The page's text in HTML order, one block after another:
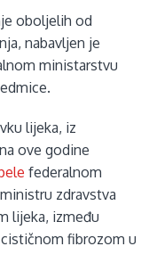
oboljelih od
nabavljen je
ministarstvu
lijeka, iz
ove godine
federalnom
zdravstva
lijeka, između
fibrozom u